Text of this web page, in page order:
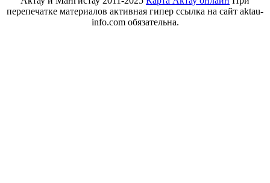
перепечатке материалов активная гипер ссылка на сайт aktau-
info.com обязательна.